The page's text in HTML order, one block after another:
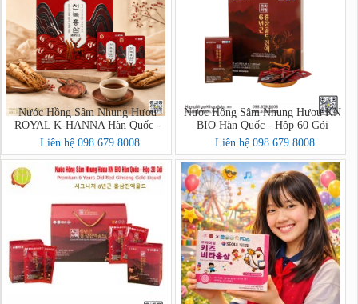
Nước Hồng Sâm Nhung Hươu
ROYAL K-HANNA Hàn Quốc -
Hộp 30 Gói (천녹홍삼 ROYAL)
Liên hệ 098.679.8008
Nước Hồng Sâm Nhung Hươu KN
BIO Hàn Quốc - Hộp 60 Gói
Liên hệ 098.679.8008